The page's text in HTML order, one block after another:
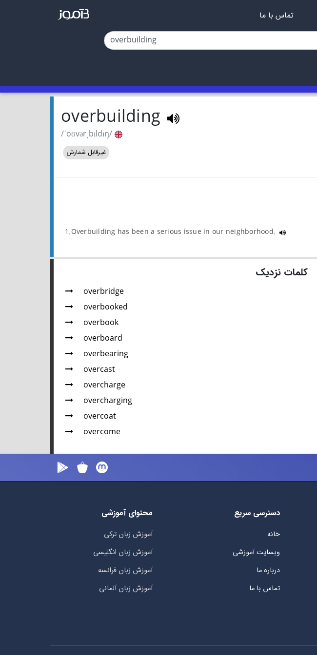
تماس با ما
overbuilding
/ˈoʊvərˌbɪldɪŋ/
غیرقابل شمارش
1.Overbuilding has been a serious issue in our neighborhood.
کلمات نزدیک
overbridge
overbooked
overbook
overboard
overbearing
overcast
overcharge
overcharging
overcoat
overcome
دسترسی سریع
خانه
وبسایت آموزشی
درباره ما
تماس با ما
محتوای آموزشی
آموزش زبان ترکی
آموزش زبان انگلیسی
آموزش زبان فرانسه
آموزش زبان آلمانی